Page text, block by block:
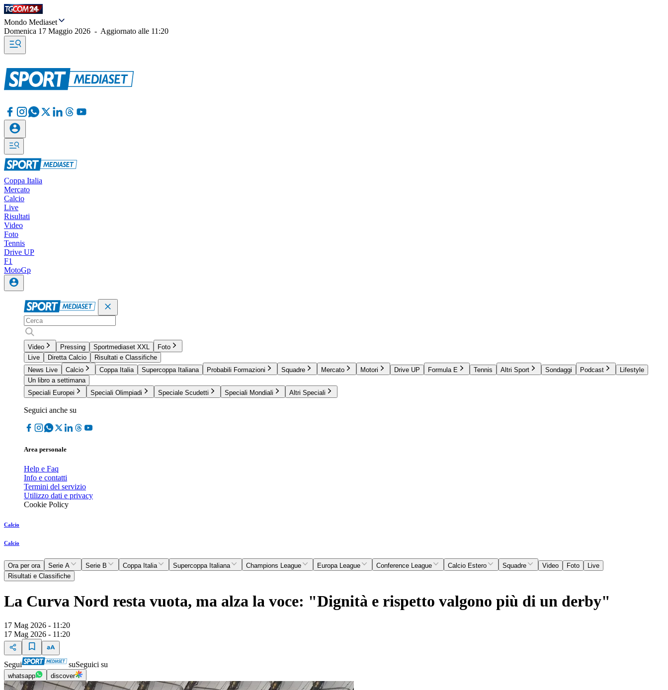
Mondo Mediaset
Domenica 17 Maggio 2026 - Aggiornato alle 11:20
Coppa Italia
Mercato
Calcio
Live
Risultati
Video
Foto
Tennis
Drive UP
F1
MotoGp
Video Pressing Sportmediaset XXL
Foto
Live
Diretta Calcio
Risultati e Classifiche
News Live
Calcio Coppa Italia Supercoppa Italiana Probabili Formazioni Squadre Mercato Motori Drive UP Formula E Tennis Altri Sport Sondaggi Podcast
Lifestyle
Un libro a settimana
Speciali Europei
Speciali Olimpiadi Speciale Scudetti Speciali Mondiali Altri Speciali
Seguici anche su
Area personale
Help e Faq
Info e contatti
Termini del servizio
Utilizzo dati e privacy
Cookie Policy
Calcio
Calcio
Ora per ora Serie A Serie B Coppa Italia Supercoppa Italiana Champions League Europa League Conference League Calcio Estero Squadre Video Foto
Live
Risultati e Classifiche
La Curva Nord resta vuota, ma alza la voce: "Dignità e rispetto valgono più di un derby"
17 Mag 2026 - 11:20
17 Mag 2026 - 11:20
Segui suSeguici su
whatsapp discover